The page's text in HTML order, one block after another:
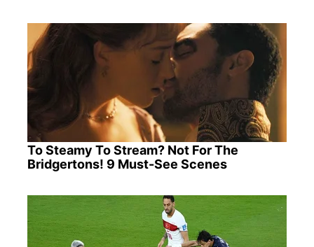
To Steamy To Stream? Not For The
Bridgertons! 9 Must-See Scenes